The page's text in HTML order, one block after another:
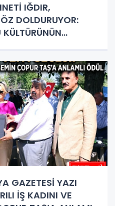
IĞDIR,
DOLDURUYOR:
GAZETESİ YAZI
İŞ KADINI VE